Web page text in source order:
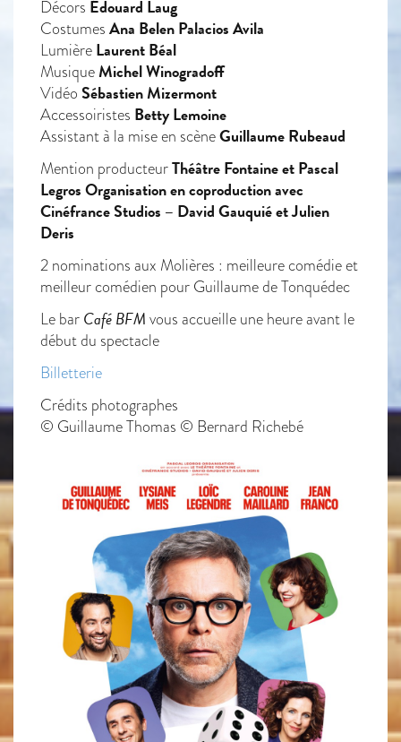
Décors Édouard Laug
Costumes Ana Belen Palacios Avila
Lumière Laurent Béal
MusiqueMichel Winogradoff
Vidéo Sébastien Mizermont
Accessoiristes Betty Lemoine
Assistant à la mise en scèneGuillaume Rubeaud
Mention producteurThéâtre Fontaine et Pascal
Legros Organisation en coproduction avec
Cinéfrance Studios – David Gauquié et Julien
Deris
2 nominations aux Molières : meilleure comédie et
meilleur comédien pour Guillaume de Tonquédec
Le bar Café BFM vous accueille une heure avant le
début du spectacle
Billetterie
Crédits photographes
© Guillaume Thomas © Bernard Richebé